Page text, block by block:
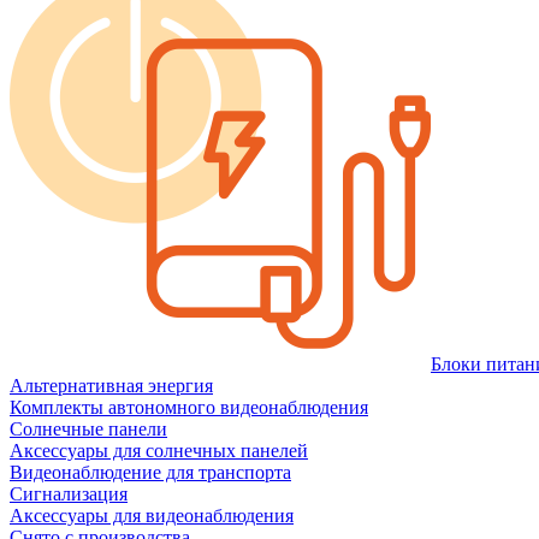
Блоки
Альтернативная энергия
Комплекты автономного видеонаблюдения
Солнечные панели
Аксессуары для солнечных панелей
Видеонаблюдение для транспорта
Сигнализация
Аксессуары для видеонаблюдения